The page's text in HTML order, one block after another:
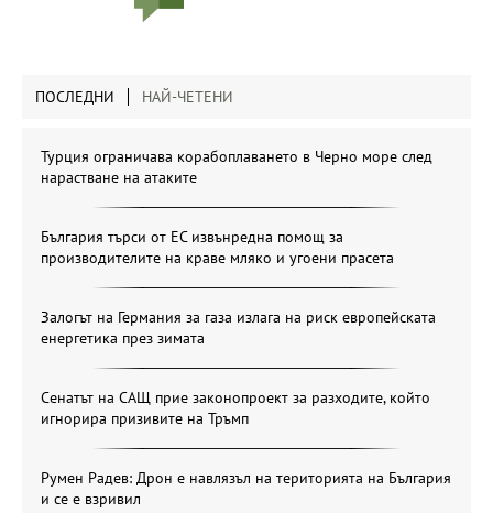
ПОСЛЕДНИ НАЙ-ЧЕТЕНИ
Турция ограничава корабоплаването в Черно море след
нарастване на атаките
България търси от ЕС извънредна помощ за
производителите на краве мляко и угоени прасета
Залогът на Германия за газа излага на риск европейската
енергетика през зимата
Сенатът на САЩ прие законопроект за разходите, който
игнорира призивите на Тръмп
Румен Радев: Дрон е навлязъл на територията на България
и се е взривил